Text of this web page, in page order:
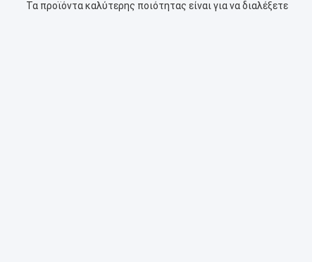
Τα προϊόντα καλύτερης ποιότητας είναι για να διαλέξετε